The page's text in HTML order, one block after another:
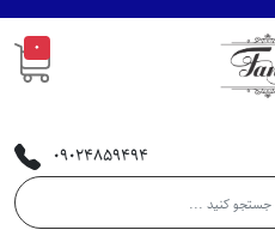
0
09024859494